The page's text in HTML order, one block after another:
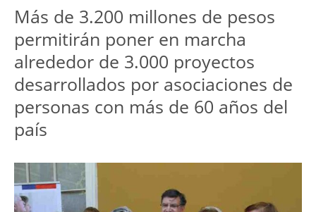
Más de 3.200 millones de pesos
permitirán poner en marcha
alrededor de 3.000 proyectos
desarrollados por asociaciones de
personas con más de 60 años del
país